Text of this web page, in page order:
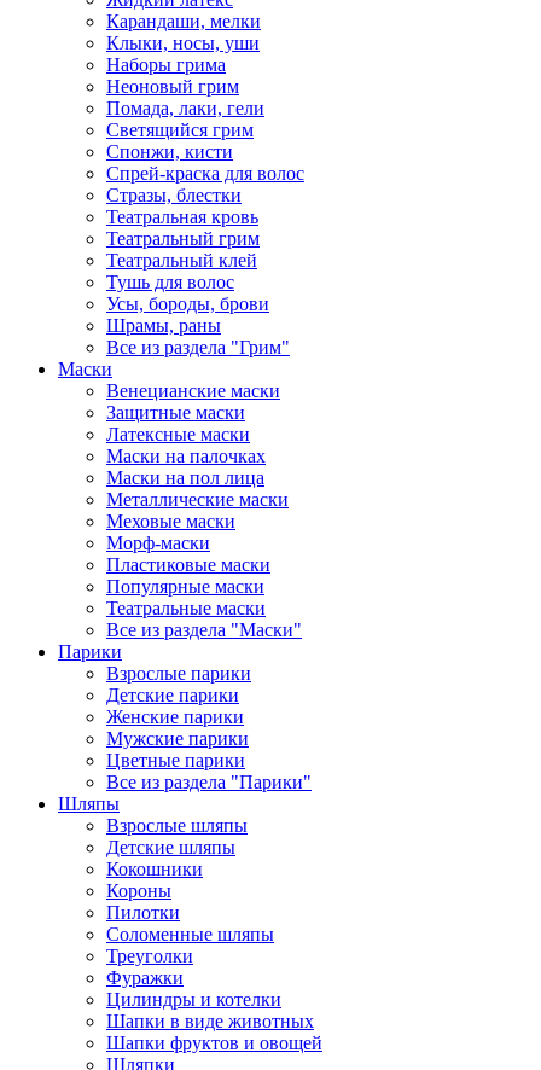
Карандаши, мелки
Клыки, носы, уши
Наборы грима
Неоновый грим
Помада, лаки, гели
Светящийся грим
Спонжи, кисти
Спрей-краска для волос
Стразы, блестки
Театральная кровь
Театральный грим
Театральный клей
Тушь для волос
Усы, бороды, брови
Шрамы, раны
Все из раздела "Грим"
Маски
Венецианские маски
Защитные маски
Латексные маски
Маски на палочках
Маски на пол лица
Металлические маски
Меховые маски
Морф-маски
Пластиковые маски
Популярные маски
Театральные маски
Все из раздела "Маски"
Парики
Взрослые парики
Детские парики
Женские парики
Мужские парики
Цветные парики
Все из раздела "Парики"
Шляпы
Взрослые шляпы
Детские шляпы
Кокошники
Короны
Пилотки
Соломенные шляпы
Треуголки
Фуражки
Цилиндры и котелки
Шапки в виде животных
Шапки фруктов и овощей
Шляпки